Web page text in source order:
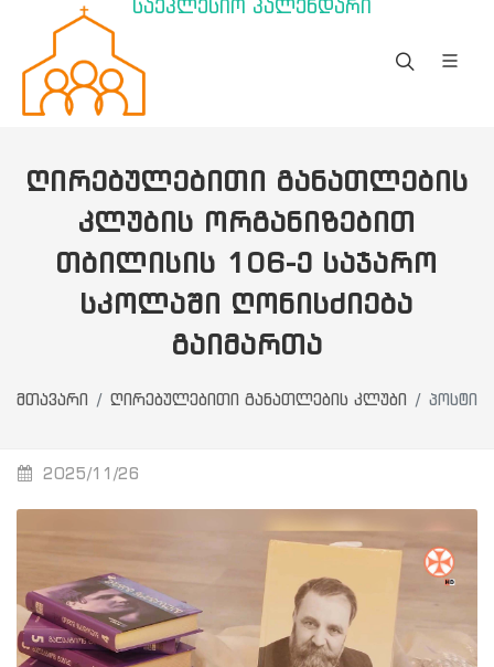
საეკლესიო კალენდარი
ᲦᲘᲠᲔᲑᲣᲚᲔᲑᲘᲗᲘ ᲒᲐᲜᲐᲗᲚᲔᲑᲘᲡ
ᲙᲚᲣᲑᲘᲡ ᲝᲠᲒᲐᲜᲘᲖᲔᲑᲘᲗ
ᲗᲑᲘᲚᲘᲡᲘᲡ 106-Ე ᲡᲐᲯᲐᲠᲝ
ᲡᲙᲝᲚᲐᲨᲘ ᲦᲝᲜᲘᲡᲫᲘᲔᲑᲐ
ᲒᲐᲘᲛᲐᲠᲗᲐ
მთავარი ღირებულებითი განათლების კლუბი პოსტი
2025/11/26